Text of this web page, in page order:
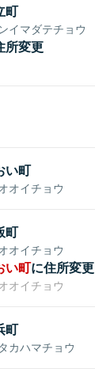
町
イマダテチョウ
所変更
い町
オイチョウ
町
オイチョウ
い町に住所変更
オイチョウ
町
カハマチョウ